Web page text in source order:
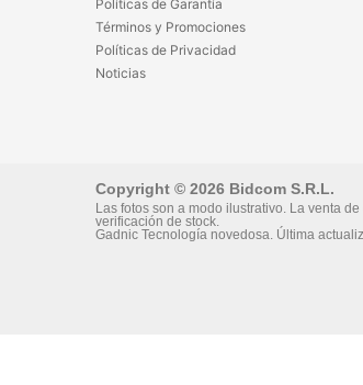
Políticas de Garantía
Términos y Promociones
Políticas de Privacidad
Noticias
Copyright © 2026 Bidcom S.R.L.
Las fotos son a modo ilustrativo. La venta
verificación de stock.
Gadnic Tecnología novedosa. Última